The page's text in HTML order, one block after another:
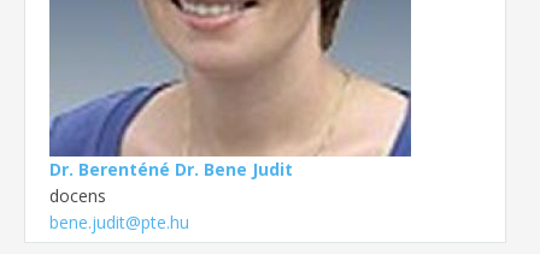
Dr. Berenténé Dr. Bene Judit
docens
bene.judit@pte.hu